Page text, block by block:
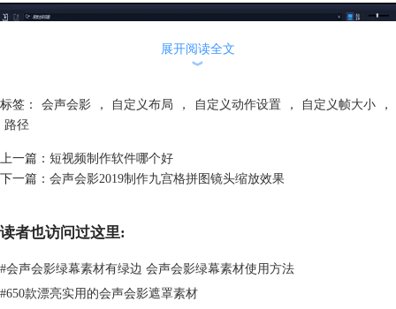
展开阅读全文
︾
标签： 会声会影 ， 自定义布局 ， 自定义动作设置 ， 自定义帧大小
，
路径
上一篇： 短视频制作软件哪个好
下一篇： 会声会影2019制作九宫格拼图镜头缩放效果
读者也访问过这里:
#会声会影绿幕素材有绿边 会声会影绿幕素材使用方法
#650款漂亮实用的会声会影遮罩素材